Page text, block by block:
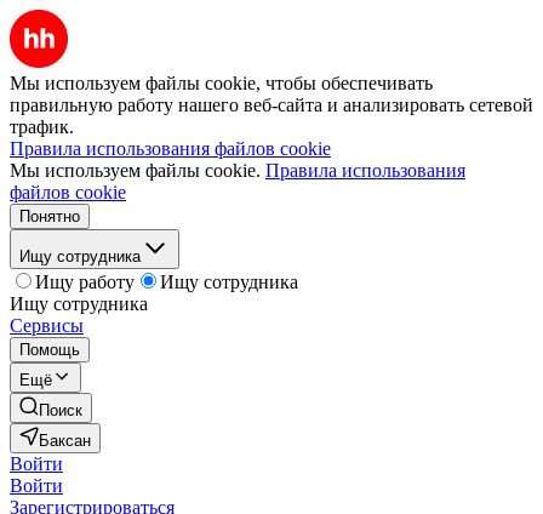
Мы используем файлы cookie, чтобы обеспечивать
правильную работу нашего веб-сайта и анализировать сетевой
трафик.
Правила использования файлов cookie
Мы используем файлы cookie. Правила использования
файлов cookie
Понятно
Ищу сотрудника
Ищу работу
Ищу сотрудника
Ищу сотрудника
Сервисы
Помощь
Ещё
Поиск
Баксан
Войти
Войти
Зарегистрироваться